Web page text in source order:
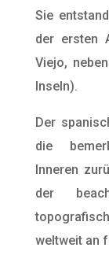
Sie
der ersten
Viejo,
Inseln).
Der
die
Inneren
der
weltweit an